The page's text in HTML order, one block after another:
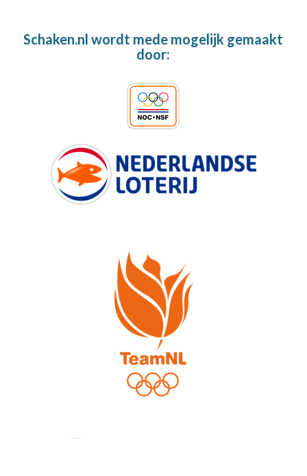
Schaken.nl wordt mede mogelijk gemaakt
door: